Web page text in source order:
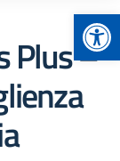
Plus –